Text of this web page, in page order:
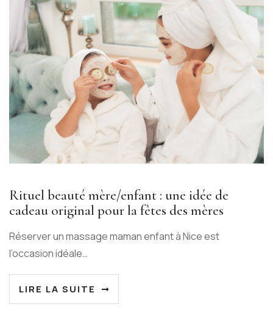
Rituel beauté mère/enfant : une idée de
cadeau original pour la fêtes des mères
Réserver un massage maman enfant à Nice est
l’occasion idéale…
LIRE LA SUITE